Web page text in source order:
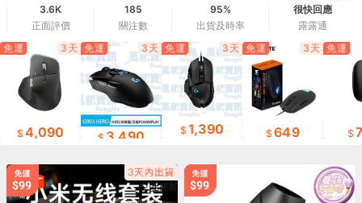
3.6K
正面評價
185
關注數
95%
出貨及時率
很快回應
露露通
免運
3天
4,090
免運 3天
3,490
免運 3天
1,390
免運 3天
649
免運